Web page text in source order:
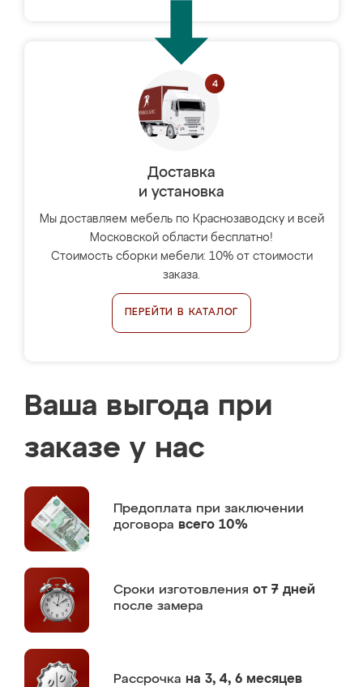
Доставка
и установка
Мы доставляем мебель по Краснозаводску и всей
Московской области бесплатно!
Стоимость сборки мебели: 10% от стоимости
заказа.
ПЕРЕЙТИ В КАТАЛОГ
Ваша выгода при
заказе у нас
Предоплата при заключении
договора всего 10%
Сроки изготовления от 7 дней
после замера
Рассрочка на 3, 4, 6 месяцев